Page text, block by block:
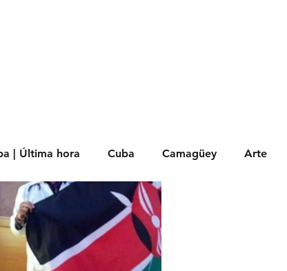
| Última hora Cuba Camagüey Arte
Fotoseries Galería Historia
Políticos